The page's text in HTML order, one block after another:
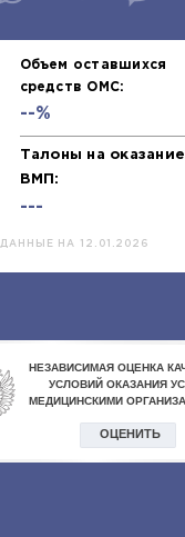
Объем оставшихся
средств ОМС:
--%
Талоны на оказание
ВМП:
---
ДАННЫЕ НА 12.01.2026